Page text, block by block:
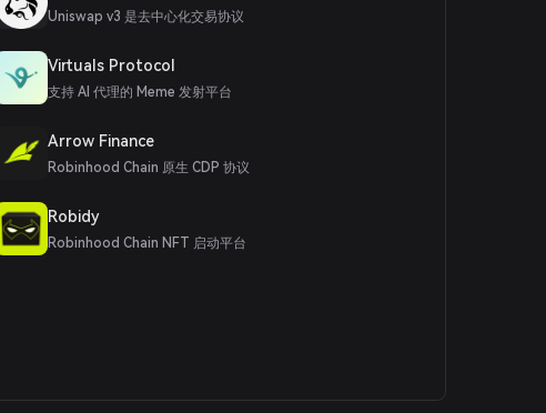
Uniswap v3 是去中心化交易协议
Virtuals Protocol
支持 AI 代理的 Meme 发射平台
Arrow Finance
Robinhood Chain 原生 CDP 协议
Robidy
Robinhood Chain NFT 启动平台